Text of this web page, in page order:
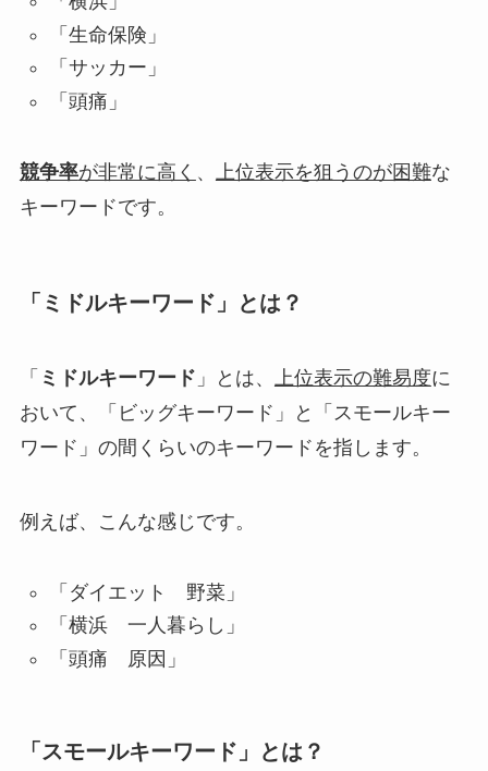
「生命保険」
「サッカー」
「頭痛」
競争率が非常に高く 、 上位表示を狙うのが困難な
キーワードです。
「ミドルキーワード」とは？
「 ミドルキーワード 」とは、 上位表示の難易度に
おいて、
「ビッグキーワード」と「スモールキー
ワード」の間 くらいのキーワードを指します。
例えば、こんな感じです。
「ダイエット 野菜」
「横浜 一人暮らし」
「頭痛 原因」
「スモールキーワード」とは？